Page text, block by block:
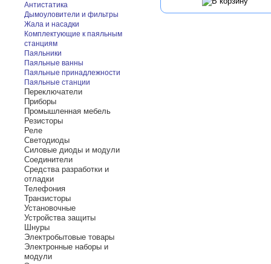
Антистатика
Дымоуловители и фильтры
Жала и насадки
Комплектующие к паяльным
станциям
Паяльники
Паяльные ванны
Паяльные принадлежности
Паяльные станции
Переключатели
Приборы
Промышленная мебель
Резисторы
Реле
Светодиоды
Силовые диоды и модули
Соединители
Средства разработки и
отладки
Телефония
Транзисторы
Установочные
Устройства защиты
Шнуры
Электробытовые товары
Электронные наборы и
модули